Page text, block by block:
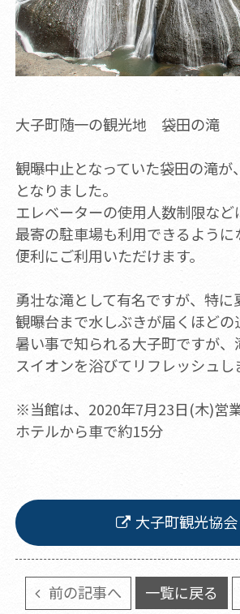
大子町随一の観光地 袋田の滝
観曝中止となっていた袋田の滝が
となりました。
エレベーターの使用人数制限など
最寄の駐車場も利用できるように
便利にご利用いただけます。
勇壮な滝として有名ですが、特に
観曝台まで水しぶきが届くほどの
暑い事で知られる大子町ですが、
スイオンを浴びてリフレッシュし
※当館は、2020年7月23日(木)営
ホテルから車で約15分
大子町観光協会
前の記事へ 一覧に戻る